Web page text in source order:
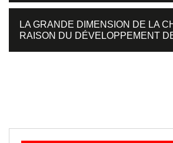
LA GRANDE DIMENSION DE LA
RAISON DU DÉVELOPPEMENT